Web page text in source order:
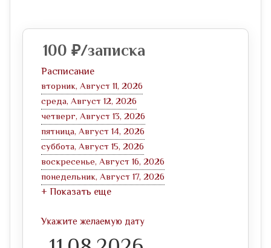
100 ₽/записка
Расписание
вторник, Август 11, 2026
среда, Август 12, 2026
четверг, Август 13, 2026
пятница, Август 14, 2026
суббота, Август 15, 2026
воскресенье, Август 16, 2026
понедельник, Август 17, 2026
+ Показать еще
Укажите желаемую дату